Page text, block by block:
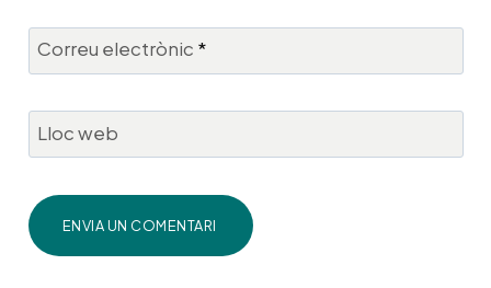
Correu electrònic *
Lloc web